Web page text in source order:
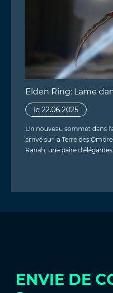
Elden Ring: Lame
le 22.06.2025
Un nouveau sommet dans
arrivé sur la Terre des
Ranah, une paire d'élégantes…
ENVIE DE